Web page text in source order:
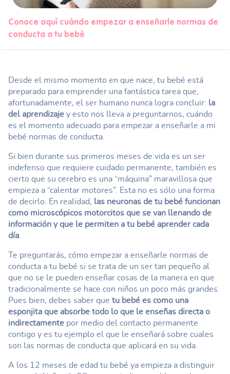
Conoce aquí cuándo empezar a enseñarle normas de
conducta a tu bebé
Desde el mismo momento en que nace, tu bebé está
preparado para emprender una fantástica tarea que,
afortunadamente, el ser humano nunca logra concluir: la
del aprendizaje y esto nos lleva a preguntarnos, cuándo
es el momento adecuado para empezar a enseñarle a mi
bebé normas de conducta.
Si bien durante sus primeros meses de vida es un ser
indefenso que requiere cuidado permanente, también es
cierto que su cerebro es una “máquina” maravillosa que
empieza a “calentar motores”. Esta no es sólo una forma
de decirlo. En realidad, las neuronas de tu bebé funcionan
como microscópicos motorcitos que se van llenando de
información y que le permiten a tu bebé aprender cada
día
Te preguntarás, cómo empezar a enseñarle normas de
conducta a tu bebé si se trata de un ser tan pequeño al
que no se le pueden enseñar cosas de la manera en que
tradicionalmente se hace con niños un poco más grandes.
Pues bien, debes saber que tu bebé es como una
esponjita que absorbe todo lo que le enseñas directa o
indirectamente por medio del contacto permanente
contigo y es tu ejemplo el que le enseñará sobre cuales
son las normas de conducta que aplicará en su vida.
A los 12 meses de edad tu bebé ya empieza a distinguir